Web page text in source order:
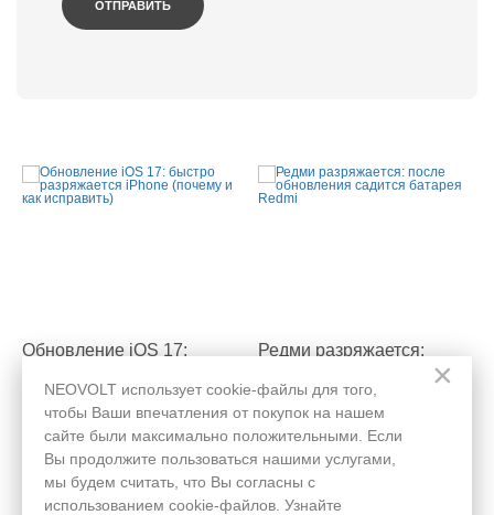
×
NEOVOLT использует cookie-файлы для того,
чтобы Ваши впечатления от покупок на нашем
сайте были максимально положительными. Если
Вы продолжите пользоваться нашими услугами,
мы будем считать, что Вы согласны с
использованием cookie-файлов. Узнайте
Обновление iOS 17:
iPhone (почему и как
исправить)
99991 21
Редми разряжается:
садится батарея Redmi
40091